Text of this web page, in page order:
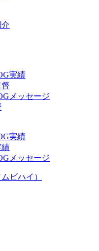
実績
メッセージ
実績
績
メッセージ
ビハイ）